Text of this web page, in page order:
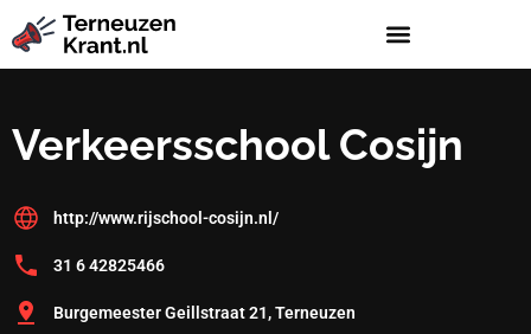
Verkeersschool Cosijn
http://www.rijschool-cosijn.nl/
31 6 42825466
Burgemeester Geillstraat 21, Terneuzen